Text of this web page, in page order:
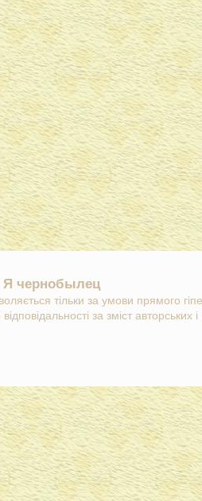
Я чернобылец
тільки за умови прямого
за зміст авторських і